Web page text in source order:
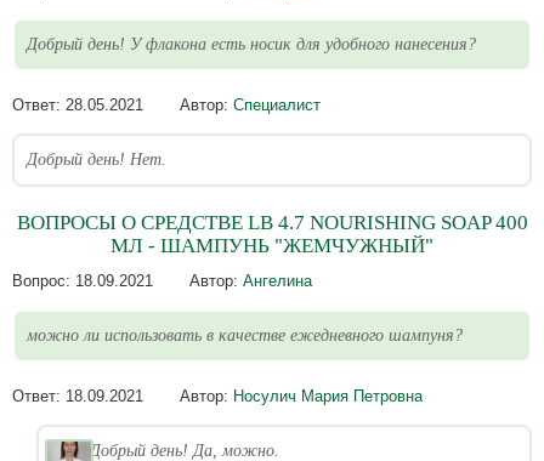
Добрый день! У флакона есть носик для удобного нанесения?
Ответ: 28.05.2021 Автор: Специалист
Добрый день! Нет.
ВОПРОСЫ О СРЕДСТВЕ LB 4.7 NOURISHING SOAP 400
МЛ - ШАМПУНЬ "ЖЕМЧУЖНЫЙ"
Вопрос: 18.09.2021 Автор: Ангелина
можно ли использовать в качестве ежедневного шампуня?
Ответ: 18.09.2021 Автор: Носулич Мария Петровна
Добрый день! Да, можно.